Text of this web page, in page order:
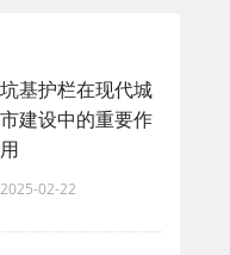
坑基护栏在现代城
市建设中的重要作
用
2025-02-22